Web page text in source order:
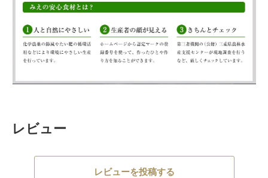
レビュー
レビューを投稿する